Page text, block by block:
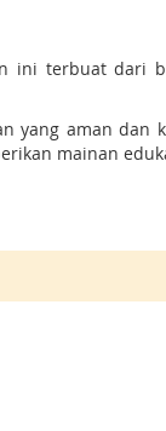
ini terbuat dari
yang aman dan
mainan